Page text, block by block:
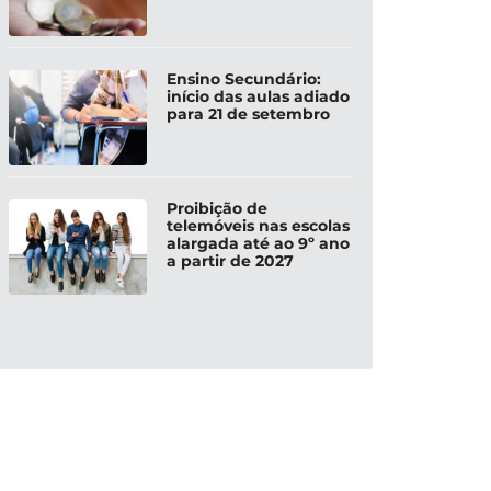
Ensino Secundário:
início das aulas adiado
para 21 de setembro
Proibição de
telemóveis nas escolas
alargada até ao 9º ano
a partir de 2027